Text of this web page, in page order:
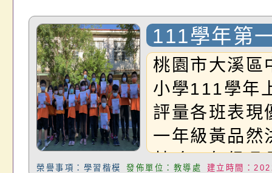
潁簡睿熙字音
晞徐煜倫閩南
宣妤陳禹彤國
詠凌沈芯羽國
哲以沈芯卉作
陳劭宇
111學年第
中評量各班
桃園市大溪區
小學111學年
評量各班表現
一年級黃品然
芷瑜二年級吳
榮譽事項：學習楷模 發佈單位：教導處 建立時間：